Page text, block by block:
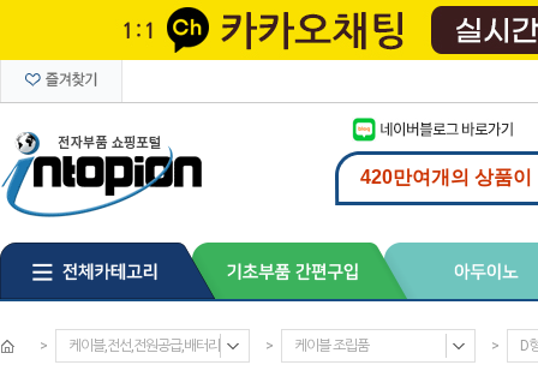
> 케이블,전선,전원공급,배터리 > 케이블 조립품 > D